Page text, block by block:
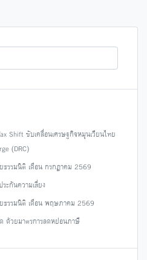
Shift ขับเคลื่อนเศรษฐกิจหมุนเวียนไทย
(DRC)
รรมนิติ เดือน กรกฎาคม 2569
ะกันความเสี่ยง
ธรรมนิติ เดือน พฤษภาคม 2569
ด้วยมาตรการลดหย่อนภาษี